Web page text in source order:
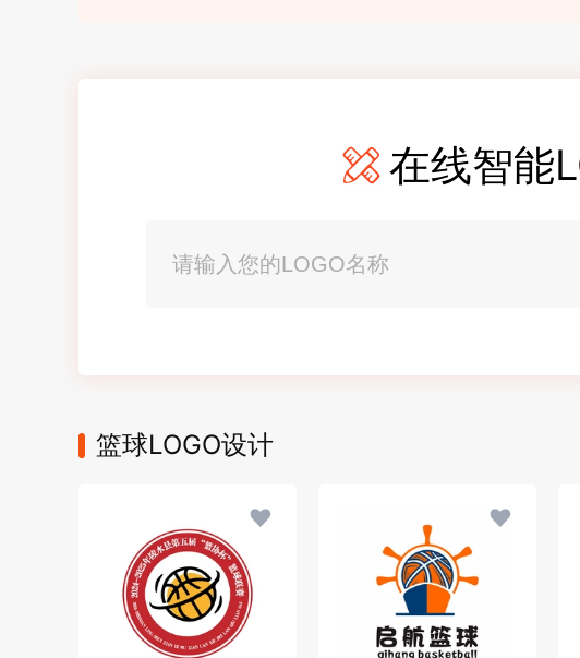
在线智能
篮球LOGO设计